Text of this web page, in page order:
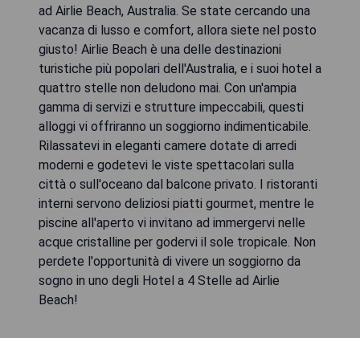
ad Airlie Beach, Australia. Se state cercando una
vacanza di lusso e comfort, allora siete nel posto
giusto! Airlie Beach è una delle destinazioni
turistiche più popolari dell'Australia, e i suoi hotel a
quattro stelle non deludono mai. Con un'ampia
gamma di servizi e strutture impeccabili, questi
alloggi vi offriranno un soggiorno indimenticabile.
Rilassatevi in eleganti camere dotate di arredi
moderni e godetevi le viste spettacolari sulla
città o sull'oceano dal balcone privato. I ristoranti
interni servono deliziosi piatti gourmet, mentre le
piscine all'aperto vi invitano ad immergervi nelle
acque cristalline per godervi il sole tropicale. Non
perdete l'opportunità di vivere un soggiorno da
sogno in uno degli Hotel a 4 Stelle ad Airlie
Beach!